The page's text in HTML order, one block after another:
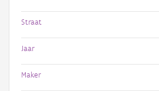
Straat
Jaar
Maker